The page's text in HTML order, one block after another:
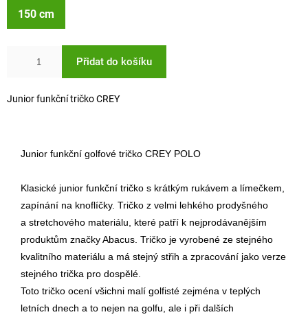
150 cm
Přidat do košíku
Junior funkční tričko CREY
Junior funkční golfové tričko CREY POLO
Klasické junior funkční tričko s krátkým rukávem a límečkem,
zapínání na knoflíčky. Tričko z velmi lehkého prodyšného
a stretchového materiálu, které patří k nejprodávanějším
produktům značky Abacus. Tričko je vyrobené ze stejného
kvalitního materiálu a má stejný střih a zpracování jako verze
stejného trička pro dospělé.
Toto tričko ocení všichni malí golfisté zejména v teplých
letních dnech a to nejen na golfu, ale i při dalších